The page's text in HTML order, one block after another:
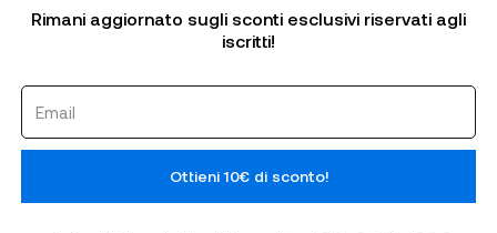
Rimani aggiornato sugli sconti esclusivi riservati agli
iscritti!
Ottieni 10€ di sconto!